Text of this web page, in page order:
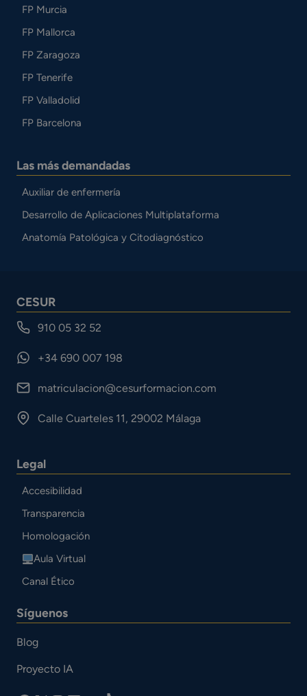
FP Murcia
FP Mallorca
FP Zaragoza
FP Tenerife
FP Valladolid
FP Barcelona
Las más demandadas
Auxiliar de enfermería
Desarrollo de Aplicaciones Multiplataforma
Anatomía Patológica y Citodiagnóstico
CESUR
910 05 32 52
+34 690 007 198
matriculacion@cesurformacion.com
Calle Cuarteles 11, 29002 Málaga
Legal
Accesibilidad
Transparencia
Homologación
Aula Virtual
Canal Ético
Síguenos
Blog
Proyecto IA